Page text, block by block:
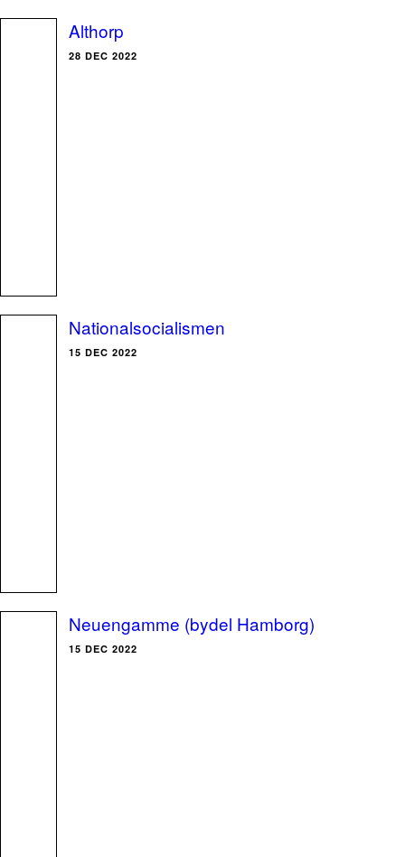
Althorp
28 DEC 2022
Nationalsocialismen
15 DEC 2022
Neuengamme (bydel Hamborg)
15 DEC 2022